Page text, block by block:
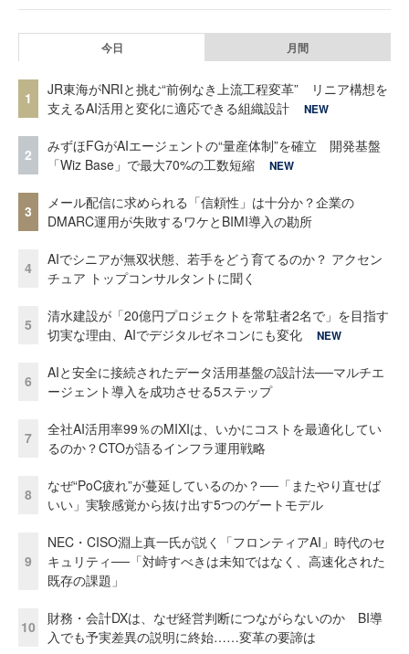
今日 月間
1
JR東海がNRIと挑む“前例なき上流工程変革” リニア構想を
支えるAI活用と変化に適応できる組織設計
NEW
2
みずほFGがAIエージェントの“量産体制”を確立 開発基盤
「Wiz Base」で最大70%の工数短縮
NEW
3
メール配信に求められる「信頼性」は十分か？企業の
DMARC運用が失敗するワケとBIMI導入の勘所
4
AIでシニアが無双状態、若手をどう育てるのか？ アクセン
チュア トップコンサルタントに聞く
5
清水建設が「20億円プロジェクトを常駐者2名で」を目指す
切実な理由、AIでデジタルゼネコンにも変化
NEW
6
AIと安全に接続されたデータ活用基盤の設計法──マルチエ
ージェント導入を成功させる5ステップ
7
全社AI活用率99％のMIXIは、いかにコストを最適化してい
るのか？CTOが語るインフラ運用戦略
8
なぜ“PoC疲れ”が蔓延しているのか？──「またやり直せば
いい」実験感覚から抜け出す5つのゲートモデル
9
NEC・CISO淵上真一氏が説く「フロンティアAI」時代のセ
キュリティ──「対峙すべきは未知ではなく、高速化された
既存の課題」
10
財務・会計DXは、なぜ経営判断につながらないのか BI導
入でも予実差異の説明に終始……変革の要諦は